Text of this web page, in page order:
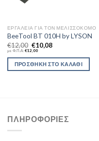
ΕΡΓΑΛΕΊΑ ΓΙΑ ΤΟΝ ΜΕΛΙΣΣΟΚΌΜΟ
BeeTool BT 010H by LYSON
€12,00 €10,08
με Φ.Π.Α: €12,00
ΠΡΟΣΘΉΚΗ ΣΤΟ ΚΑΛΆΘΙ
ΠΛΗΡΟΦΟΡΊΕΣ